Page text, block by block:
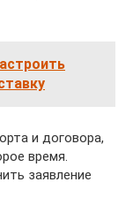
и договора,
время.
заявление